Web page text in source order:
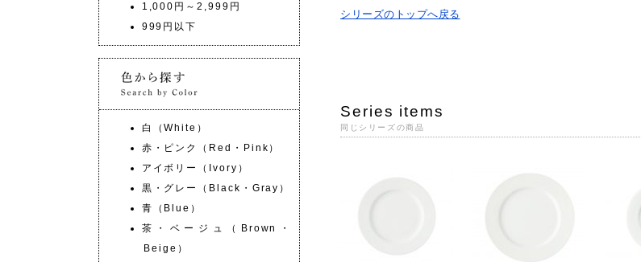
シリーズのトップへ戻る
Series items
同じシリーズの商品
1,000円～2,999円
999円以下
白（White）
赤・ピンク（Red・Pink）
アイボリー（Ivory）
黒・グレー（Black・Gray）
青（Blue）
茶・ベージュ（Brown・
Beige）